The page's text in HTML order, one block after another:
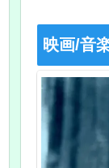
映画/音